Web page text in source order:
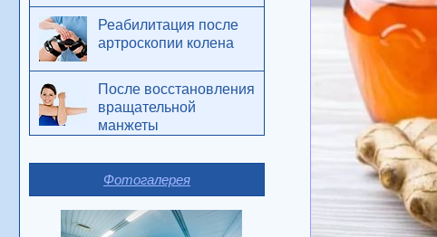
Реабилитация после
артроскопии колена
После восстановления
вращательной
манжеты
Фотогалерея